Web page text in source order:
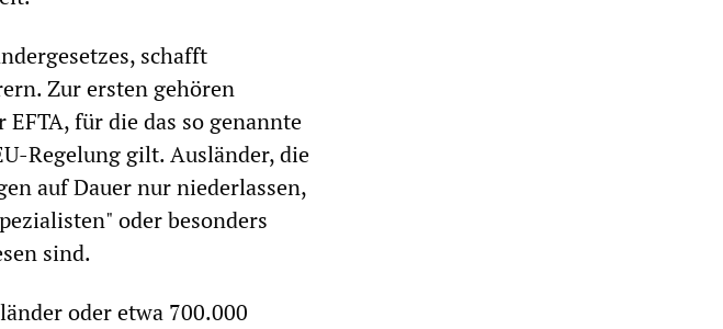
schafft
Zur ersten gehören
für die das so genannte
Regelung gilt. Ausländer, die
auf Dauer nur niederlassen,
oder besonders
sind.
oder etwa 700.000